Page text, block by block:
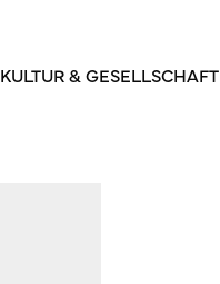
KULTUR & GESELLSCHAFT